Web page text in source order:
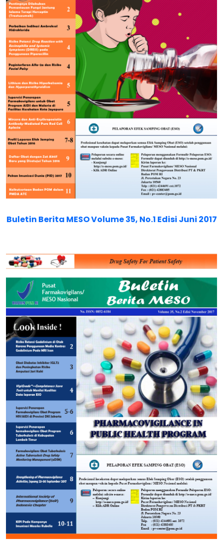
Buletin Berita MESO Volume 35, No.1 Edisi Juni 2017